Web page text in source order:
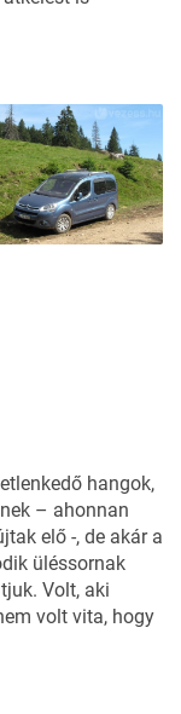
hangok,
– ahonnan
elő -, de akár a
üléssornak
Volt, aki
volt vita, hogy